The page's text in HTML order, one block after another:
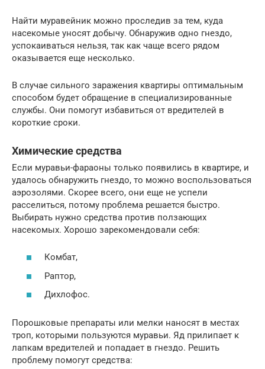
Найти муравейник можно проследив за тем, куда
насекомые уносят добычу. Обнаружив одно гнездо,
успокаиваться нельзя, так как чаще всего рядом
оказывается еще несколько.
В случае сильного заражения квартиры оптимальным
способом будет обращение в специализированные
службы. Они помогут избавиться от вредителей в
короткие сроки.
Химические средства
Если муравьи-фараоны только появились в квартире, и
удалось обнаружить гнездо, то можно воспользоваться
аэрозолями. Скорее всего, они еще не успели
расселиться, потому проблема решается быстро.
Выбирать нужно средства против ползающих
насекомых. Хорошо зарекомендовали себя:
Комбат,
Раптор,
Дихлофос.
Порошковые препараты или мелки наносят в местах
троп, которыми пользуются муравьи. Яд прилипает к
лапкам вредителей и попадает в гнездо. Решить
проблему помогут средства: